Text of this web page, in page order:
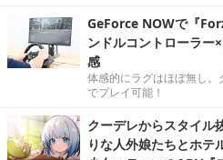
GeForce NOWで『
ンドルコントローラー
感
体感的にラグはほぼ無し
でプレイ可能！
クーデレからスタイル
りな人外娘たちとホテ